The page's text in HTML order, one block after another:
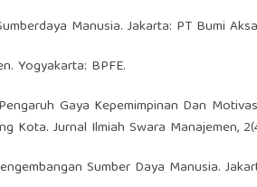
Manusia. Jakarta: PT Bumi
Yogyakarta: BPFE.
Gaya Kepemimpinan Dan
Kota. Jurnal Ilmiah Swara Manajemen,
Sumber Daya Manusia.